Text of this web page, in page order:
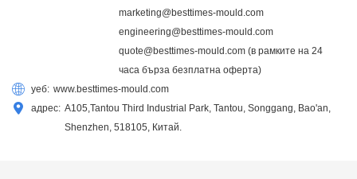
marketing@besttimes-mould.com
engineering@besttimes-mould.com
quote@besttimes-mould.com (в рамките на 24
часа бърза безплатна оферта)
уеб: www.besttimes-mould.com
адрес: A105,Tantou Third Industrial Park, Tantou, Songgang, Bao'an,
Shenzhen, 518105, Китай.